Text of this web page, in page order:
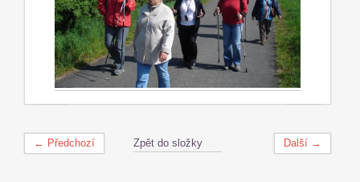
← Předchozí Další →
Zpět do složky